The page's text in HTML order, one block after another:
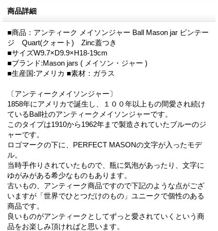
商品詳細
■商品：アンティーク メイソンジャー Ball Mason jar ビンテー
ジ Quart(クォート) Zinc蓋つき
■サイズW9.7×D9.9×H18-19cm
■ブランド:Mason jars ( メイソン・ジャー )
■生産国:アメリカ ■素材：ガラス
〔アンティークメイソンジャー〕
1858年にアメリカで誕生し、１００年以上もの間愛され続け
ているBall社のアンティークメイソンジャーです。
このタイプは1910から1962年まで製造されていたブルーのジ
ャーです。
ロゴマークの下に、PERFECT MASONの文字が入ったモデ
ル。
当時手作りされていたもので、瓶に気泡があったり、文字に
ゆがみがある希少なものもあります。
古いもの、アンティーク商品ですので下記のような点がござ
いますが「世界でひとつだけのもの」ユニークで個性のある
商品です。
良いものがアンティークとしてずっと愛されていくという商
品をお楽しみ頂ければと思います。